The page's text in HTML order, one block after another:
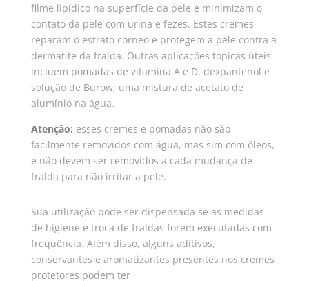
filme lipídico na superfície da pele e minimizam o
contato da pele com urina e fezes. Estes cremes
reparam o estrato córneo e protegem a pele contra a
dermatite da fralda. Outras aplicações tópicas úteis
incluem pomadas de vitamina A e D, dexpantenol e
solução de Burow, uma mistura de acetato de
alumínio na água.
Atenção: esses cremes e pomadas não são
facilmente removidos com água, mas sim com óleos,
e não devem ser removidos a cada mudança de
fralda para não irritar a pele.
Sua utilização pode ser dispensada se as medidas
de higiene e troca de fraldas forem executadas com
frequência. Além disso, alguns aditivos,
conservantes e aromatizantes presentes nos cremes
protetores podem ter